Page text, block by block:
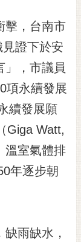
擊，台南市
證下於安
」，市議員
項永續發展
續發展願
Giga Watt,
溫室氣體排
年逐步朝
雨缺水，